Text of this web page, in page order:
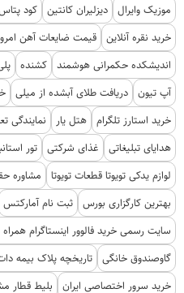
موزیک وایرال دیزلیران کانتین کود پتاس
خرید نقره آنلاین قیمت ضایعات آهن
اندیشکده حکمرانی هوشمند کشنده
آپ تیون دریافت طلای آبشده از میلی
خرید استارز تلگرام هتل یار نمایندگی
هدایای تبلیغاتی
غذای شرکتی تور
لوازم یدکی تویوتا قطعات تویوتا
مشاوره
بهترین کارگزاری بورس ثبت نام آمارکتس
سایت رسمی خرید فالوور اینستاگرام
گاوصندوق خانگی تاریخچه پلاک بیمه
خرید سرور اختصاصی ایران
بلیط قطار